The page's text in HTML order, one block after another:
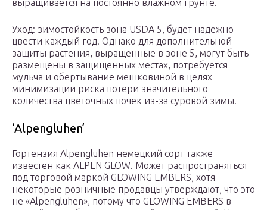
выращивается на постоянно влажном грунте.
Уход: зимостойкость зона USDA 5, будет надежно
цвести каждый год. Однако для дополнительной
защиты растения, выращенные в зоне 5, могут быть
размещены в защищенных местах, потребуется
мульча и обертывание мешковиной в целях
минимизации риска потери значительного
количества цветочных почек из-за суровой зимы.
‘Alpengluhen’
Гортензия Alpengluhen немецкий сорт также
известен как ALPEN GLOW. Может распространяться
под торговой маркой GLOWING EMBERS, хотя
некоторые розничные продавцы утверждают, что это
не «Alpenglühen», потому что GLOWING EMBERS в